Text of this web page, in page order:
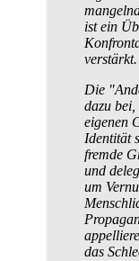
ist ein
verstärkt.
Die
dazu
eigenen
Identität
fremde
und
um
das